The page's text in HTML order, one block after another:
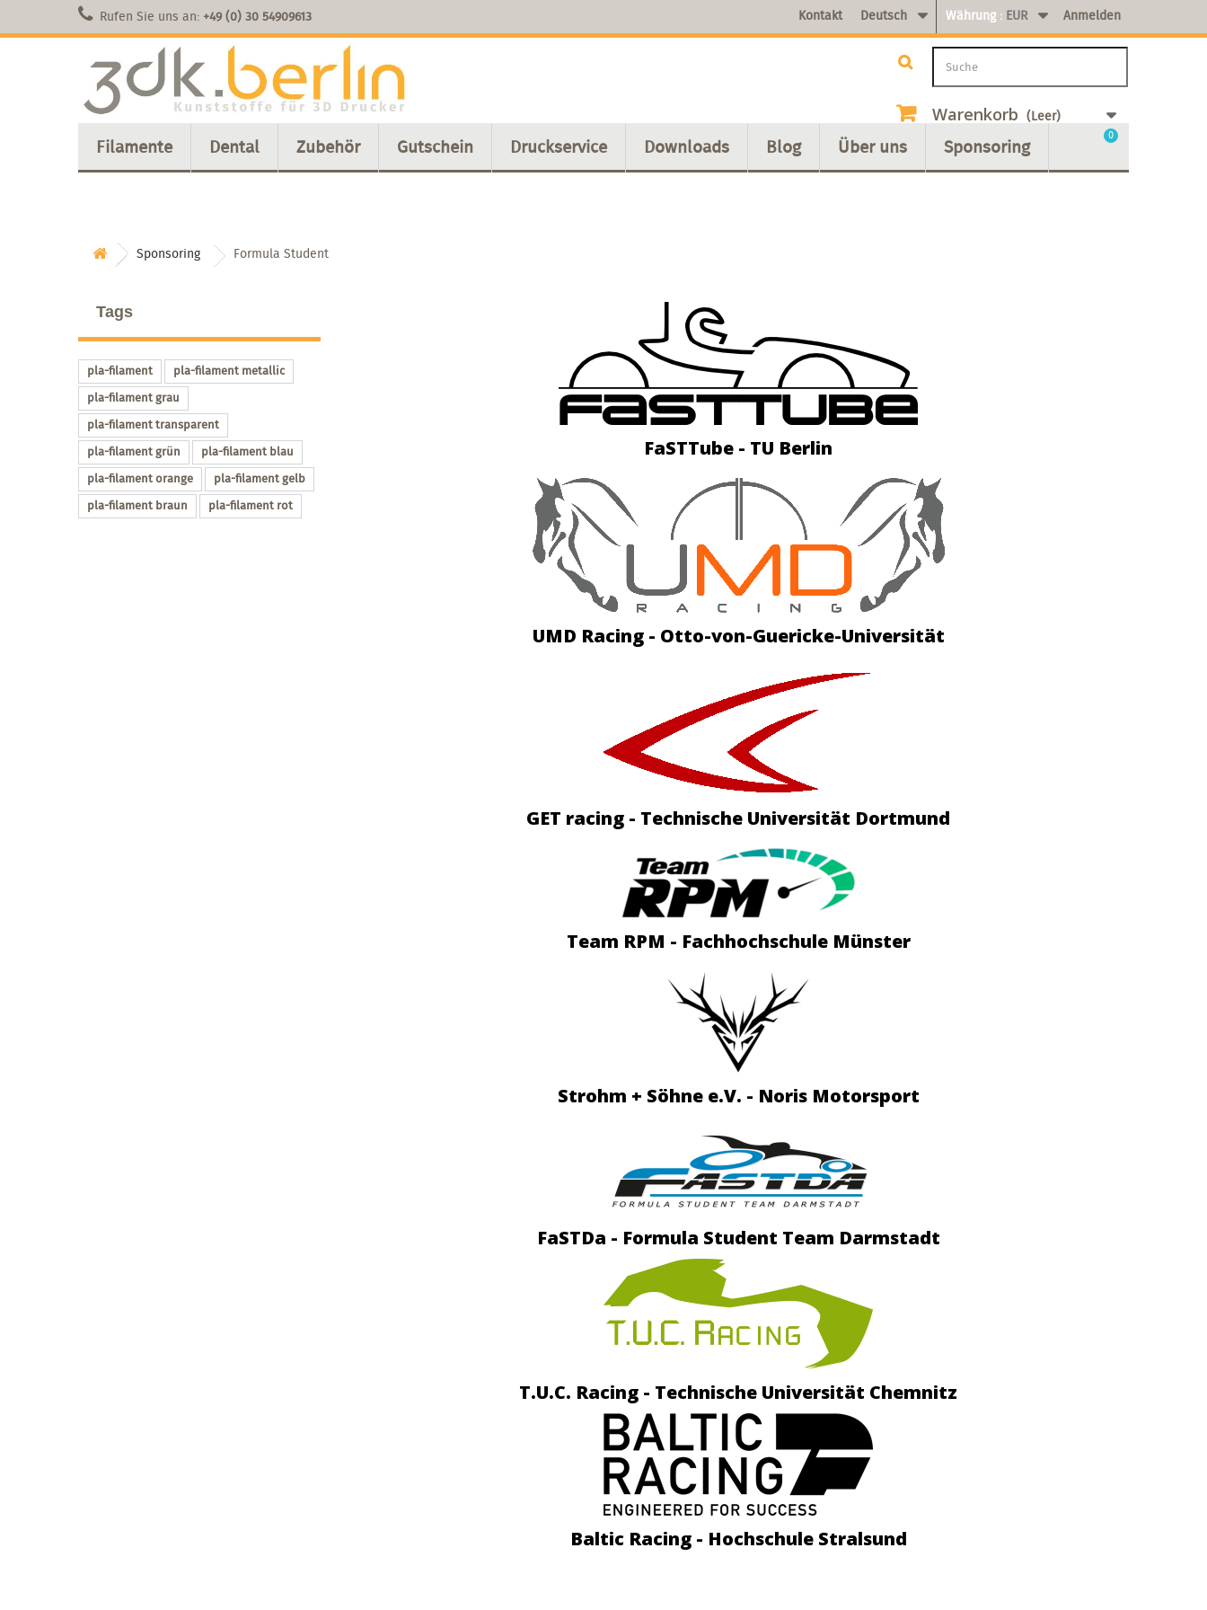
Anmelden
Währung : EUR
Deutsch
Kontakt
Rufen Sie uns an: +49 (0) 30 54909613
Warenkorb (Leer)
Filamente Dental Zubehör Gutschein Druckservice Downloads Blog Über uns Sponsoring 0
Sponsoring Formula Student
Tags
pla-filament
pla-filament metallic
pla-filament grau
pla-filament transparent
pla-filament grün
pla-filament blau
pla-filament orange
pla-filament gelb
pla-filament braun
pla-filament rot
FaSTTube - TU Berlin
UMD Racing - Otto-von-Guericke-Universität
GET racing - Technische Universität Dortmund
Team RPM - Fachhochschule Münster
Strohm + Söhne e.V. - Noris Motorsport
FaSTDa - Formula Student Team Darmstadt
T.U.C. Racing - Technische Universität Chemnitz
Baltic Racing - Hochschule Stralsund